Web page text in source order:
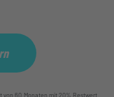
60 Monaten mit 20% Restwert